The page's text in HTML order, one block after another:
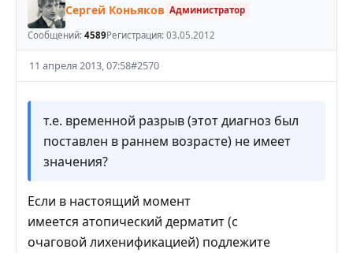
Сергей Коньяков Администратор
Сообщений: 4589Регистрация: 03.05.2012
11 апреля 2013, 07:58#2570
т.е. временной разрыв (этот диагноз был
поставлен в раннем возрасте) не имеет
значения?
Если в настоящий момент
имеется атопический дерматит (с
очаговой лихенификацией) подлежите